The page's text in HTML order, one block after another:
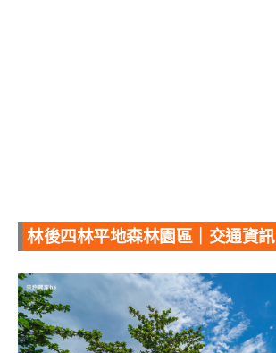
林後四林平地森林園區｜交通資訊